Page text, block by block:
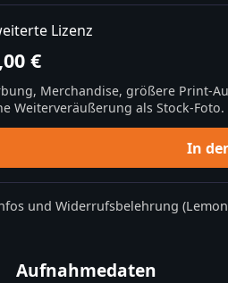
Lizenz
€
Merchandise, größere Print-
Weiterveräußerung als Stock-
In
und Widerrufsbelehrung
Aufnahmedaten